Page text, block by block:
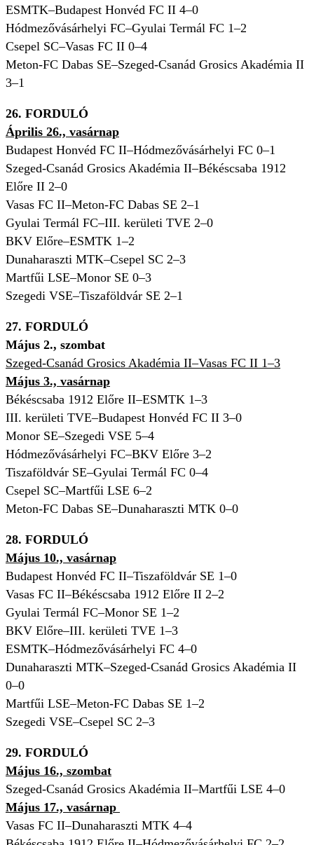
ESMTK–Budapest Honvéd FC II 4–0
Hódmezővásárhelyi FC–Gyulai Termál FC 1–2
Csepel SC–Vasas FC II 0–4
Meton-FC Dabas SE–Szeged-Csanád Grosics Akadémia II
3–1
26. FORDULÓ
Április 26., vasárnap
Budapest Honvéd FC II–Hódmezővásárhelyi FC 0–1
Szeged-Csanád Grosics Akadémia II–Békéscsaba 1912
Előre II 2–0
Vasas FC II–Meton-FC Dabas SE 2–1
Gyulai Termál FC–III. kerületi TVE 2–0
BKV Előre–ESMTK 1–2
Dunaharaszti MTK–Csepel SC 2–3
Martfűi LSE–Monor SE 0–3
Szegedi VSE–Tiszaföldvár SE 2–1
27. FORDULÓ
Május 2., szombat
Szeged-Csanád Grosics Akadémia II–Vasas FC II 1–3
Május 3., vasárnap
Békéscsaba 1912 Előre II–ESMTK 1–3
III. kerületi TVE–Budapest Honvéd FC II 3–0
Monor SE–Szegedi VSE 5–4
Hódmezővásárhelyi FC–BKV Előre 3–2
Tiszaföldvár SE–Gyulai Termál FC 0–4
Csepel SC–Martfűi LSE 6–2
Meton-FC Dabas SE–Dunaharaszti MTK 0–0
28. FORDULÓ
Május 10., vasárnap
Budapest Honvéd FC II–Tiszaföldvár SE 1–0
Vasas FC II–Békéscsaba 1912 Előre II 2–2
Gyulai Termál FC–Monor SE 1–2
BKV Előre–III. kerületi TVE 1–3
ESMTK–Hódmezővásárhelyi FC 4–0
Dunaharaszti MTK–Szeged-Csanád Grosics Akadémia II
0–0
Martfűi LSE–Meton-FC Dabas SE 1–2
Szegedi VSE–Csepel SC 2–3
29. FORDULÓ
Május 16., szombat
Szeged-Csanád Grosics Akadémia II–Martfűi LSE 4–0
Május 17., vasárnap
Vasas FC II–Dunaharaszti MTK 4–4